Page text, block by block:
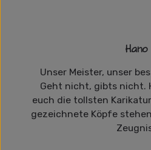
Hano
Unser Meister, unser
Geht nicht, gibts nicht.
euch die tollsten
gezeichnete Köpfe